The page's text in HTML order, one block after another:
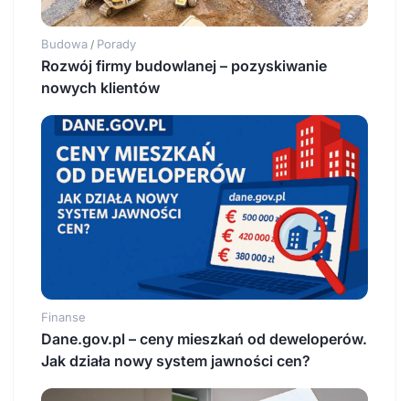
Budowa / Porady
Rozwój firmy budowlanej – pozyskiwanie
nowych klientów
Finanse
Dane.gov.pl – ceny mieszkań od deweloperów.
Jak działa nowy system jawności cen?